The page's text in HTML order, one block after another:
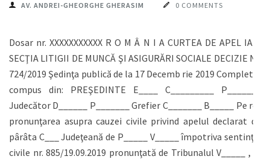
AV. ANDREI-GHEORGHE GHERASIM 0 COMMENTS
Dosar nr. XXXXXXXXXXX R O M Â N I A CURTEA DE APEL IAŞI
SECŢIA LITIGII DE MUNCĂ ŞI ASIGURĂRI SOCIALE DECIZIE Nr.
724/2019 Şedinţa publică de la 17 Decemb rie 2019 Completul
compus din: PREŞEDINTE E____ C_________ P_______
Judecător D______ P_______ Grefier C_______ B_____ Pe rol
pronunţarea asupra cauzei civile privind apelul declarat de
pârâta C___ Judeţeană de P_____ V_____ împotriva sentinţei
civile nr. 885/19.09.2019 pronunţată de Tribunalul V_____ , în